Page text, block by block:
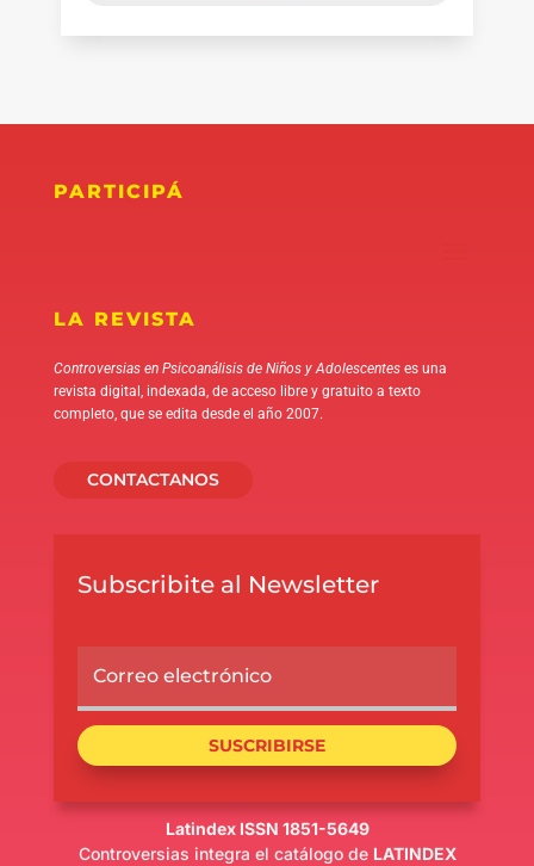
PARTICIPÁ
LA REVISTA
Controversias en Psicoanálisis de Niños y Adolescenteses una
revista digital, indexada, de acceso libre y gratuito a texto
completo, que se edita desde el año 2007.
CONTACTANOS
Subscribite al Newsletter
SUSCRIBIRSE
Latindex ISSN 1851-5649
Controversias integra el catálogo de LATINDEX